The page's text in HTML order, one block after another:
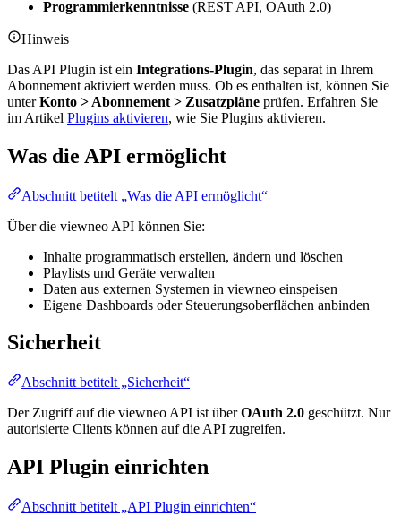
Programmierkenntnisse (REST API, OAuth 2.0)
Hinweis
Das API Plugin ist ein Integrations-Plugin, das separat in Ihrem
Abonnement aktiviert werden muss. Ob es enthalten ist, können Sie
unterKonto > Abonnement > Zusatzpläne prüfen. Erfahren Sie
im Artikel Plugins aktivieren, wie Sie Plugins aktivieren.
Was die API ermöglicht
Abschnitt betitelt „Was die API ermöglicht“
Über die viewneo API können Sie:
Inhalte programmatisch erstellen, ändern und löschen
Playlists und Geräte verwalten
Daten aus externen Systemen in viewneo einspeisen
Eigene Dashboards oder Steuerungsoberflächen anbinden
Sicherheit
Abschnitt betitelt „Sicherheit“
Der Zugriff auf die viewneo API ist überOAuth 2.0 geschützt. Nur
autorisierte Clients können auf die API zugreifen.
API Plugin einrichten
Abschnitt betitelt „API Plugin einrichten“